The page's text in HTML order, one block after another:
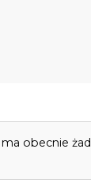
obecnie